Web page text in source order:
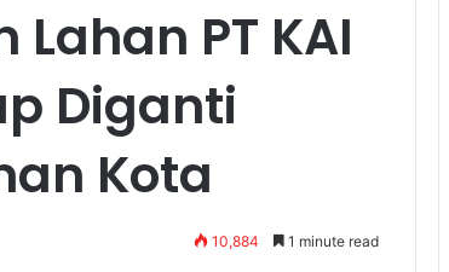
PT KAI
Diganti
Kota
10,884 1 minute read